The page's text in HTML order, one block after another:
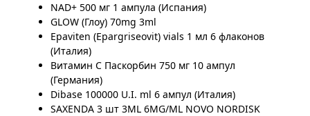
NAD+ 500 мг 1 ампула (Испания)
GLOW (Глоу) 70mg 3ml
Epaviten (Epargriseovit) vials 1 мл 6 флаконов
(Италия)
Витамин С Паскорбин 750 мг 10 ампул
(Германия)
Dibase 100000 U.I. ml 6 ампул (Италия)
SAXENDA 3 шт 3ML 6MG/ML NOVO NORDISK